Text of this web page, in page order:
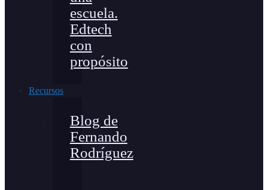
escuela.
Edtech
con
propósito
Recursos
Blog de
Fernando
Rodríguez